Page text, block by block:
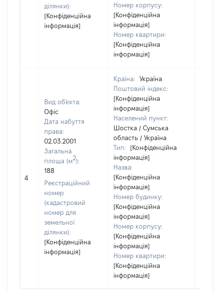
ділянки):
[Конфіденційна
інформація]
Номер корпусу:
[Конфіденційна
інформація]
Номер квартири:
[Конфіденційна
інформація]
4
Вид об'єкта:
Офіс
Дата набуття
права:
02.03.2001
Загальна
площа (м2):
188
Реєстраційний
номер
(кадастровий
номер для
земельної
ділянки):
[Конфіденційна
інформація]
Країна:
Україна
Поштовий індекс:
[Конфіденційна
інформація]
Населений пункт:
Шостка / Сумська
область / Україна
Тип:
[Конфіденційна
інформація]
Назва:
[Конфіденційна
інформація]
Номер будинку:
[Конфіденційна
інформація]
Номер корпусу:
[Конфіденційна
інформація]
Номер квартири:
[Конфіденційна
інформація]